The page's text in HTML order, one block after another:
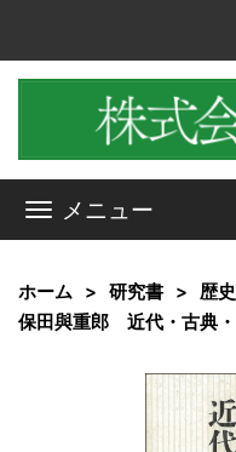
メニュー
ホーム 研究書 歴史
保田與重郎 近代・古典